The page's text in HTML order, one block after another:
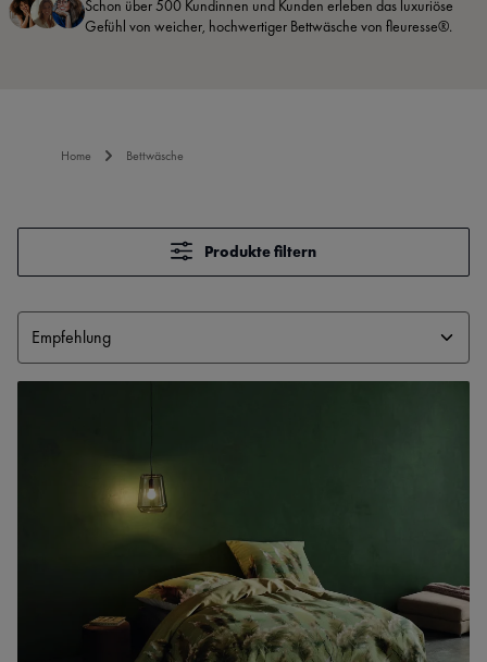
Schon über 500 Kundinnen und Kunden erleben das luxuriöse
Gefühl von weicher, hochwertiger Bettwäsche von fleuresse®.
Home Bettwäsche
Produkte filtern